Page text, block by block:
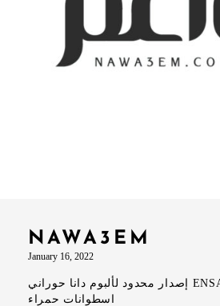
NAWA3EM
January 16, 2022
إصدار محدود لألبوم دانا حوراني ENSANEIN على
اسطوانات حمراء